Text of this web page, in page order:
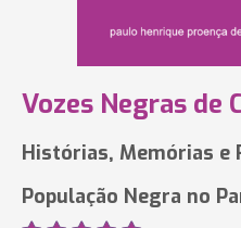
Vozes Negras de
Histórias, Memórias e
População Negra no